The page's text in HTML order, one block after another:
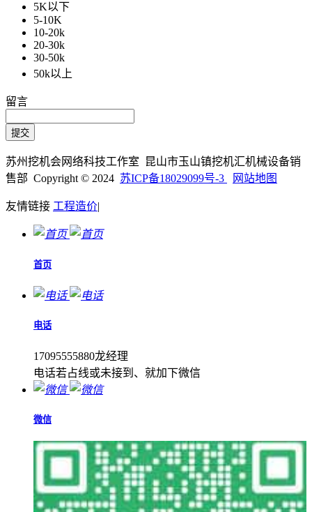
5K以下
5-10K
10-20k
20-30k
30-50k
50k以上
留言
苏州挖机会网络科技工作室 昆山市玉山镇挖机汇机械设备销
售部 Copyright © 2024 苏ICP备18029099号-3 网站地图
友情链接 工程造价|
首页
电话
17095555880龙经理
电话若占线或未接到、就加下微信
微信